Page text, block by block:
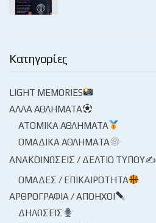
Κατηγορίες
LIGHT MEMORIES
ΆΛΛΑ ΑΘΛΉΜΑΤΑ
ΑΤΟΜΙΚΆ ΑΘΛΉΜΑΤΑ
ΟΜΑΔΙΚΆ ΑΘΛΉΜΑΤΑ
ΑΝΑΚΟΙΝΏΣΕΙΣ / ΔΕΛΤΊΟ ΤΎΠΟΥ✍
ΟΜΆΔΕΣ / ΕΠΙΚΑΙΡΌΤΗΤΑ
ΑΡΘΡΟΓΡΑΦΊΑ / ΑΠΌΗΧΟΙ
ΔΗΛΏΣΕΙΣ